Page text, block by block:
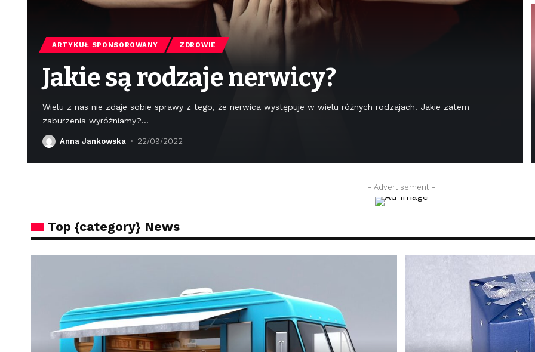
ARTYKUŁ SPONSOROWANY ZDROWIE
Jakie są rodzaje nerwicy?
Wielu z nas nie zdaje sobie sprawy z tego, że nerwica występuje w wielu różnych rodzajach. Jakie zatem
zaburzenia wyróżniamy?…
Anna Jankowska 22/09/2022
- Advertisement -
Top {category} News